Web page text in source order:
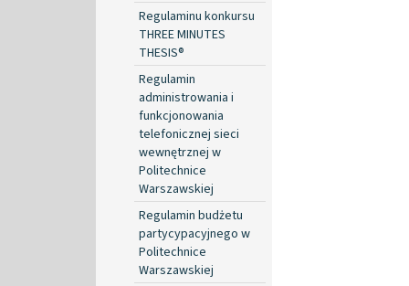
Regulaminu konkursu
THREE MINUTES
THESIS®
Regulamin
administrowania i
funkcjonowania
telefonicznej sieci
wewnętrznej w
Politechnice
Warszawskiej
Regulamin budżetu
partycypacyjnego w
Politechnice
Warszawskiej